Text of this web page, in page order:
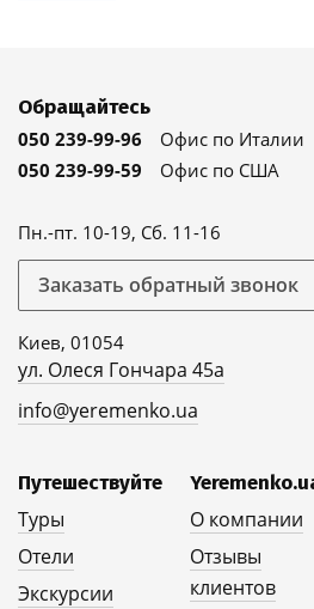
Обращайтесь
050 239-99-96
Офис по Италии
050 239-99-59
Офис по США
Пн.-пт. 10-19, Сб. 11-16
Заказать обратный звонок
Киев, 01054
ул. Олеся Гончара 45а
info@yeremenko.ua
Путешествуйте
Туры
Отели
Экскурсии
О компании
Отзывы
клиентов